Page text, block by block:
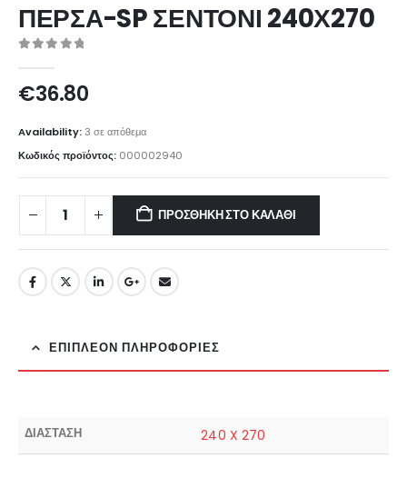
ΠΕΡΣΑ-SP ΣΕΝΤΟΝΙ 240Χ270
€36.80
Availability:3 σε απόθεμα
Κωδικός προϊόντος: 000002940
ΠΡΟΣΘΉΚΗ ΣΤΟ ΚΑΛΆΘΙ
ΕΠΙΠΛΈΟΝ ΠΛΗΡΟΦΟΡΊΕΣ
ΔΙΑΣΤΑΣΗ 240 X 270